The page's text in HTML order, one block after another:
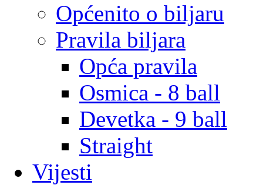
Općenito o biljaru
Pravila biljara
Opća pravila
Osmica - 8 ball
Devetka - 9 ball
Straight
Vijesti